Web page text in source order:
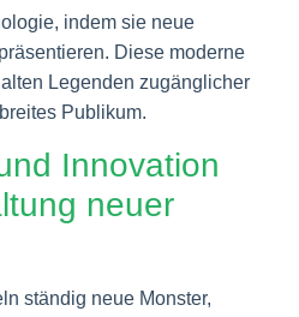
indem sie neue
Diese moderne
Legenden zugänglicher
Publikum.
Innovation
neuer
ständig neue Monster,